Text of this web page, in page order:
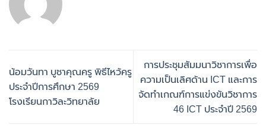
น้อมวันทา บูชาคุณครู พิธีไหว้ครู
ประจำปีการศึกษา 2569
โรงเรียนกาวิละวิทยาลัย
การประชุมสัมมนาวิชาการเพื่อ
ความเป็นเลิศด้าน ICT และการ
จัดทำเกณฑ์การแข่งขันวิชาการ
46 ICT ประจำปี 2569